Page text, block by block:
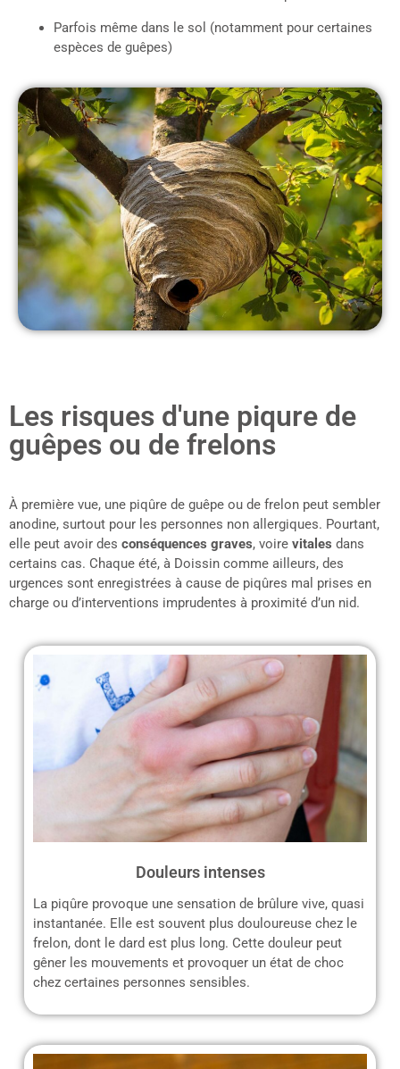
Parfois même dans le sol (notamment pour certaines
espèces de guêpes)
Les risques d'une piqure de
guêpes ou de frelons
À première vue, une piqûre de guêpe ou de frelon peut sembler
anodine, surtout pour les personnes non allergiques. Pourtant,
elle peut avoir des conséquences graves, voire vitales dans
certains cas. Chaque été, à Doissin comme ailleurs, des
urgences sont enregistrées à cause de piqûres mal prises en
charge ou d’interventions imprudentes à proximité d’un nid.
Douleurs intenses
La piqûre provoque une sensation de brûlure vive, quasi
instantanée. Elle est souvent plus douloureuse chez le
frelon, dont le dard est plus long. Cette douleur peut
gêner les mouvements et provoquer un état de choc
chez certaines personnes sensibles.